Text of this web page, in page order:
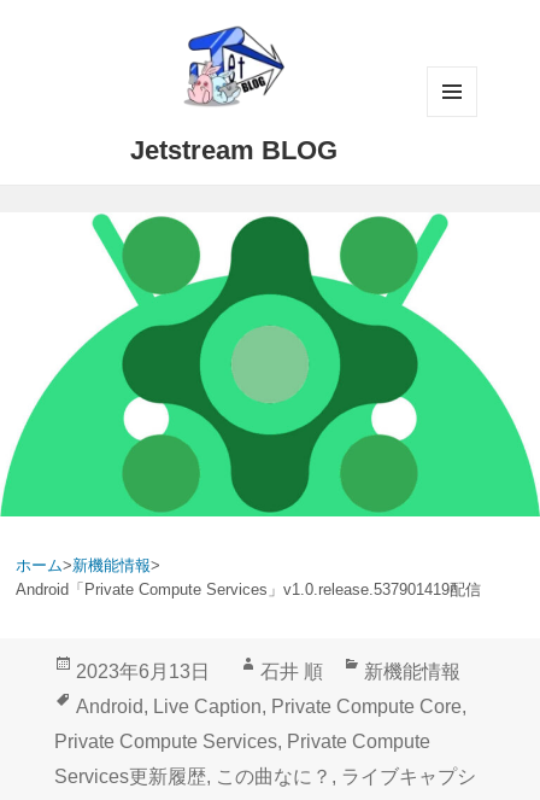
Jetstream BLOG
ホーム>新機能情報>
Android「Private Compute Services」v1.0.release.537901419配信
投
稿
日:
2023年6月13日
作
成
者
石井 順
カ
テ
ゴ
リ
新機能情報
タ
グ
Android, Live Caption, Private Compute Core,
Private Compute Services, Private Compute
Services更新履歴, この曲なに？ , ライブキャプシ